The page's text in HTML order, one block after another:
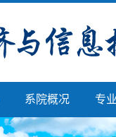
系院概况 专